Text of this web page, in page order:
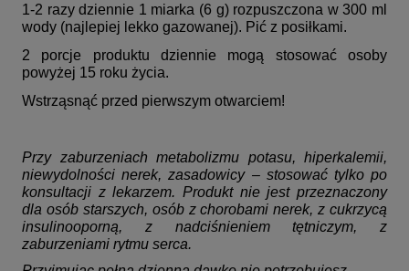
1-2 razy dziennie 1 miarka (6 g) rozpuszczona w 300 ml
wody (najlepiej lekko gazowanej). Pić z posiłkami.
2 porcje produktu dziennie mogą stosować osoby
powyżej 15 roku życia.
Wstrząsnąć przed pierwszym otwarciem!
Przy zaburzeniach metabolizmu potasu, hiperkalemii,
niewydolności nerek, zasadowicy – stosować tylko po
konsultacji z lekarzem. Produkt nie jest przeznaczony
dla osób starszych, osób z chorobami nerek, z cukrzycą
insulinooporną, z nadciśnieniem tętniczym, z
zaburzeniami rytmu serca.